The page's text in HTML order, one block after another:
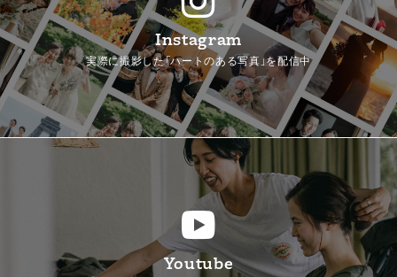
Instagram
実際に撮影した「ハートのある写真」を配信中
Youtube